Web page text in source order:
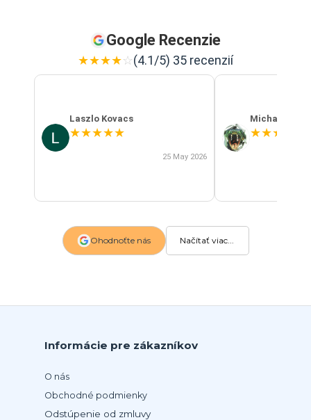
Google Recenzie
★★★★☆(4.1/5) 35 recenzií
Laszlo Kovacs
★★★★★
25 May 2026
Michal Szabo
★★★
Ohodnoťte nás Načítať viac...
Informácie pre zákazníkov
O nás
Obchodné podmienky
Odstúpenie od zmluvy